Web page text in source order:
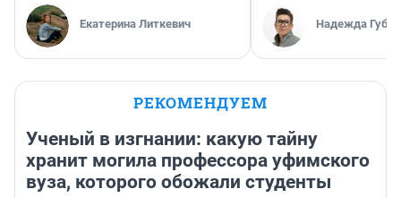
Екатерина Литкевич Надежда
РЕКОМЕНДУЕМ
Ученый в изгнании: какую тайну
хранит могила профессора уфимского
вуза, которого обожали студенты